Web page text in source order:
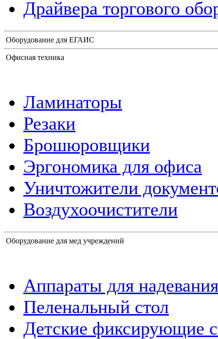
Драйвера торгового
Оборудование для ЕГАИС
Офисная техника
Ламинаторы
Резаки
Брошюровщики
Эргономика для офиса
Уничтожители
Воздухоочистители
Оборудование для мед учреждений
Аппараты для
Пеленальный стол
Детские фиксирующие